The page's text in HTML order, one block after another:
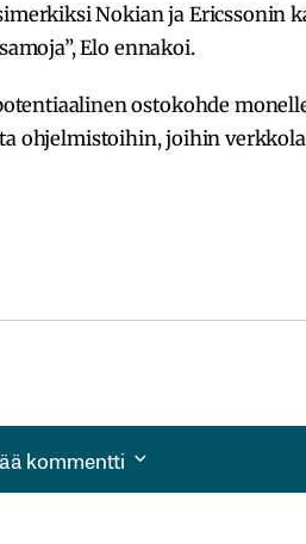
Nokian ja Ericssonin
Elo ennakoi.
ostokohde
ohjelmistoihin, joihin
kommentti
kommentti